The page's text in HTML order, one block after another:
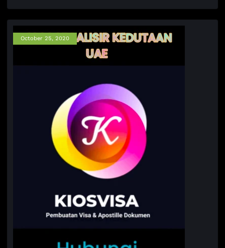
October 25, 2020